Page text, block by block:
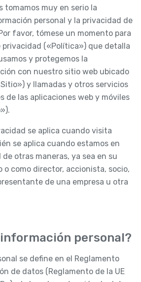
tomamos muy en serio la
personal y la privacidad de
favor, tómese un momento para
privacidad («Política») que detalla
y protegemos la
con nuestro sitio web ubicado
y llamadas y otros servicios
de las aplicaciones web y móviles
se aplica cuando visita
se aplica cuando estamos en
otras maneras, ya sea en su
o como director, accionista, socio,
de una empresa u otra
información personal?
se define en el Reglamento
de datos (Reglamento de la UE